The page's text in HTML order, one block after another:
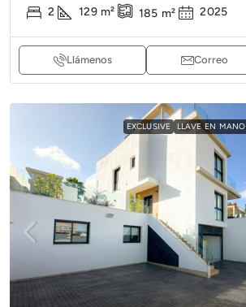
2 129 m² 185 m² 2025
Llámenos Correo
EXCLUSIVE LLAVE EN MANO